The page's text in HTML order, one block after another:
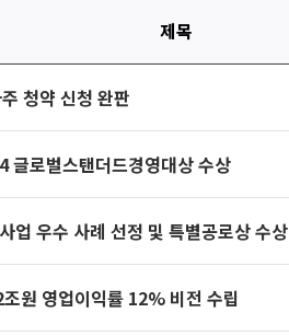
제목
청약 신청 완판
글로벌스탠더드경영대상 수상
업 우수 사례 선정 및 특별공로상 수상
원 영업이익률 12% 비전 수립